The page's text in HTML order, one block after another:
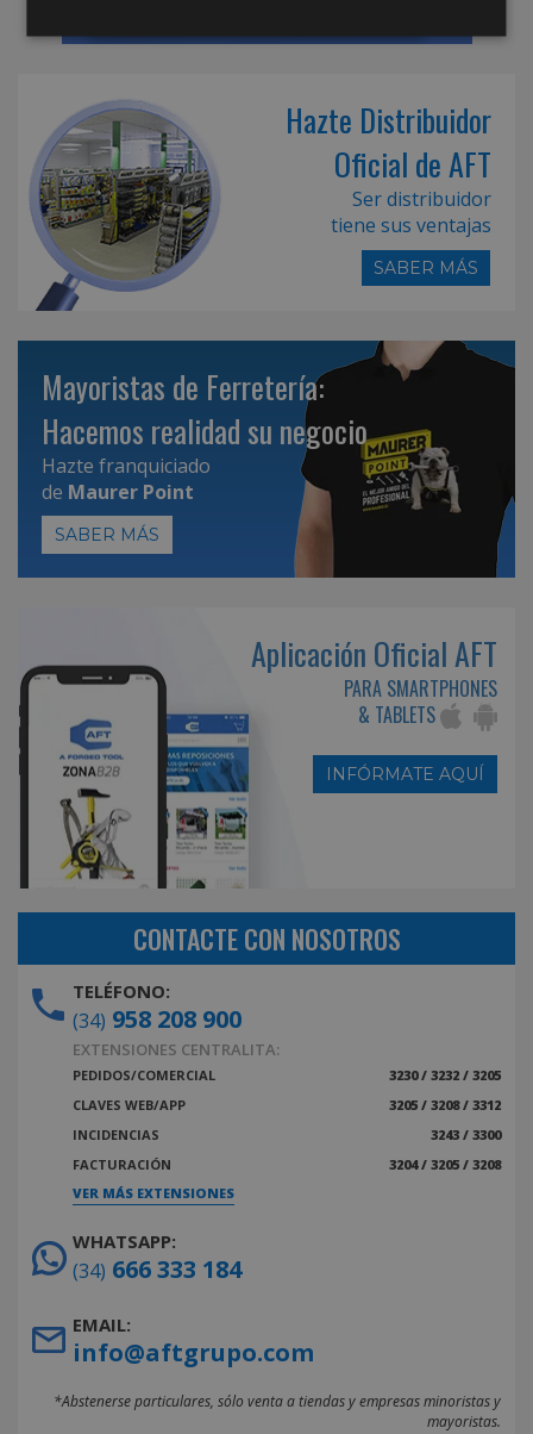
Hazte Distribuidor
Oficial de AFT
Ser distribuidor
tiene sus ventajas
SABER MÁS
Mayoristas de Ferretería:
Hacemos realidad su negocio
Hazte franquiciado
de Maurer Point
SABER MÁS
Aplicación Oficial AFT
PARA SMARTPHONES
& TABLETS
INFÓRMATE AQUÍ
CONTACTE CON NOSOTROS
TELÉFONO:
(34) 958 208 900
EXTENSIONES CENTRALITA:
PEDIDOS/COMERCIAL
3230 / 3232 / 3205
CLAVES WEB/APP
3205 / 3208 / 3312
INCIDENCIAS
3243 / 3300
FACTURACIÓN
3204 / 3205 / 3208
VER MÁS EXTENSIONES
WHATSAPP:
(34) 666 333 184
EMAIL:
info@aftgrupo.com
*Abstenerse particulares, sólo venta a tiendas y empresas minoristas y
mayoristas.